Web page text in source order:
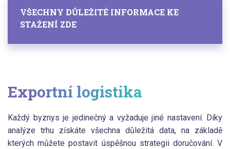
VŠECHNY DŮLEŽITÉ INFORMACE KE
STAŽENÍ ZDE
Exportní logistika
Každý byznys je jedinečný a vyžaduje jiné nastavení. Díky
analýze trhu získáte všechna důležitá data, na základě
kterých můžete postavit úspěšnou strategii doručování. V